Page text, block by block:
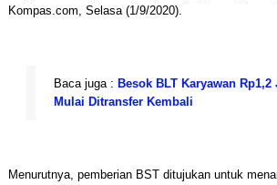
Kompas.com, Selasa (1/9/2020).
Baca juga : Besok BLT Karyawan Rp1,2
Mulai Ditransfer Kembali
Menurutnya, pemberian BST ditujukan untuk